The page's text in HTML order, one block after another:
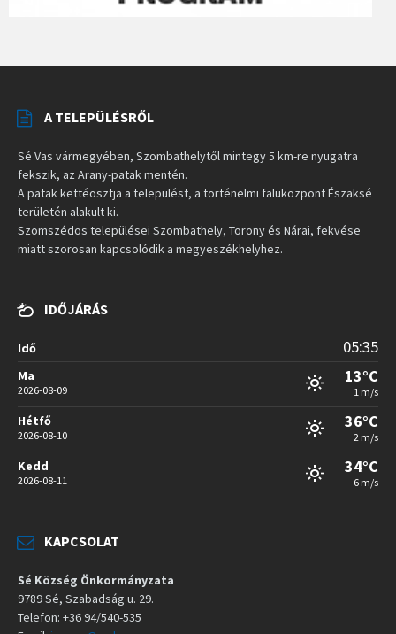
A TELEPÜLÉSRŐL
Sé Vas vármegyében, Szombathelytől mintegy 5 km-re nyugatra
fekszik, az Arany-patak mentén.
A patak kettéosztja a települést, a történelmi faluközpont Északsé
területén alakult ki.
Szomszédos települései Szombathely, Torony és Nárai, fekvése
miatt szorosan kapcsolódik a megyeszékhelyhez.
IDŐJÁRÁS
Idő 05:35
Ma
2026-08-09
13°C
1 m/s
Hétfő
2026-08-10
36°C
2 m/s
Kedd
2026-08-11
34°C
6 m/s
KAPCSOLAT
Sé Község Önkormányzata
9789 Sé, Szabadság u. 29.
Telefon: +36 94/540-535